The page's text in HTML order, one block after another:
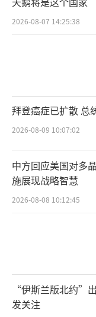
如果真的在
封“遗愿”就
成政治博弈中
即便自己的肉
下的那一刻爆
时为女儿莎拉
杜特尔特
以让任何一个
0882）
2026-08-07 14:25:38
拜登癌症已扩散 总
2026-08-09 10:07:02
中方回应美国对多
施展现战略智慧
2026-08-08 10:12:45
“伊斯兰版北约”
发关注